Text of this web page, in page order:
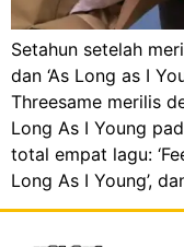
Setahun setelah
dan ‘As Long as I
Threesame merilis
Long As I Young
total empat lagu:
Long As I Young’,